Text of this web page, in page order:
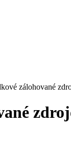
zálohované